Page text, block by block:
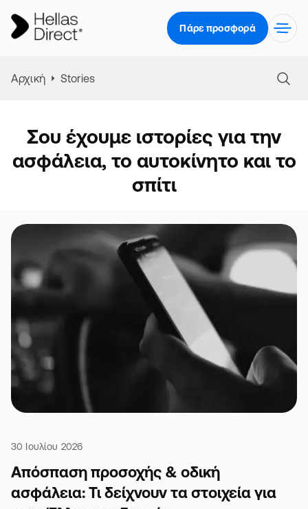
Πάρε προσφορά
Αρχική Stories
Σου έχουμε ιστορίες για την
ασφάλεια, το αυτοκίνητο και το
σπίτι
30 Ιουλίου 2026
Απόσπαση προσοχής & οδική
ασφάλεια: Τι δείχνουν τα στοιχεία για